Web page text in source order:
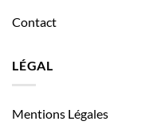
Contact
LÉGAL
Mentions Légales